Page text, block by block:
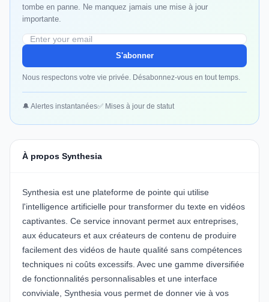
tombe en panne. Ne manquez jamais une mise à jour
importante.
S'abonner
Nous respectons votre vie privée. Désabonnez-vous en tout temps.
🔔 Alertes instantanées✅ Mises à jour de statut
À propos Synthesia
Synthesia est une plateforme de pointe qui utilise
l'intelligence artificielle pour transformer du texte en vidéos
captivantes. Ce service innovant permet aux entreprises,
aux éducateurs et aux créateurs de contenu de produire
facilement des vidéos de haute qualité sans compétences
techniques ni coûts excessifs. Avec une gamme diversifiée
de fonctionnalités personnalisables et une interface
conviviale, Synthesia vous permet de donner vie à vos